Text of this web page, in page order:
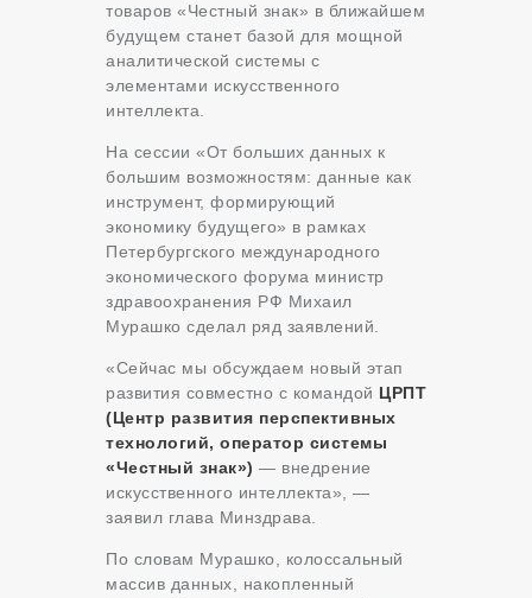
товаров «Честный знак» в ближайшем
будущем станет базой для мощной
аналитической системы с
элементами искусственного
интеллекта.
На сессии «От больших данных к
большим возможностям: данные как
инструмент, формирующий
экономику будущего» в рамках
Петербургского международного
экономического форума министр
здравоохранения РФ Михаил
Мурашко сделал ряд заявлений.
«Сейчас мы обсуждаем новый этап
развития совместно с командой ЦРПТ
(Центр развития перспективных
технологий, оператор системы
«Честный знак») — внедрение
искусственного интеллекта», —
заявил глава Минздрава.
По словам Мурашко, колоссальный
массив данных, накопленный